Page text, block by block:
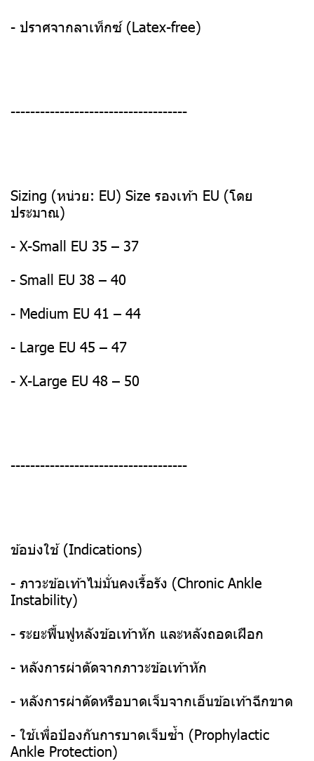
- ปราศจากลาเท็กซ์ (Latex-free)
------------------------------------
Sizing (หน่วย: EU) Size รองเท้า EU (โดย
ประมาณ)
- X-Small EU 35 – 37
- Small EU 38 – 40
- Medium EU 41 – 44
- Large EU 45 – 47
- X-Large EU 48 – 50
------------------------------------
ข้อบ่งใช้ (Indications)
- ภาวะข้อเท้าไม่มั่นคงเรื้อรัง (Chronic Ankle
Instability)
- ระยะฟื้นฟูหลังข้อเท้าหัก และหลังถอดเฝือก
- หลังการผ่าตัดจากภาวะข้อเท้าหัก
- หลังการผ่าตัดหรือบาดเจ็บจากเอ็นข้อเท้าฉีกขาด
- ใช้เพื่อป้องกันการบาดเจ็บซ้ำ (Prophylactic
Ankle Protection)